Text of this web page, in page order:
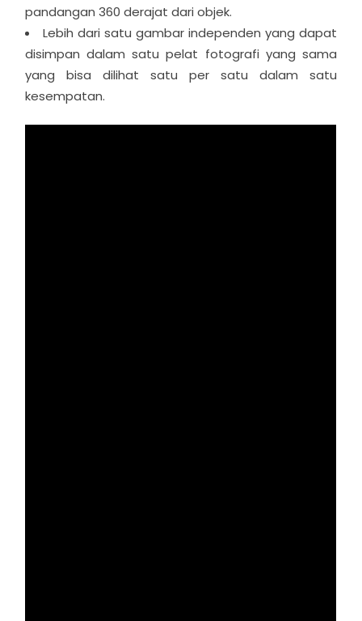
pandangan 360 derajat dari objek.
Lebih dari satu gambar independen yang dapat
disimpan dalam satu pelat fotografi yang sama
yang bisa dilihat satu per satu dalam satu
kesempatan.